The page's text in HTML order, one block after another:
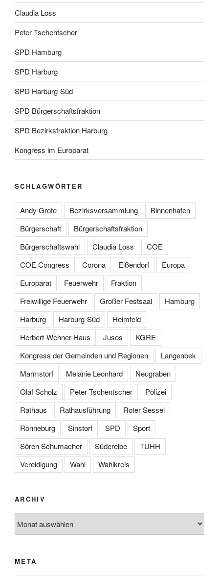
Claudia Loss
Peter Tschentscher
SPD Hamburg
SPD Harburg
SPD Harburg-Süd
SPD Bürgerschaftsfraktion
SPD Bezirksfraktion Harburg
Kongress im Europarat
SCHLAGWÖRTER
Andy Grote Bezirksversammlung
Binnenhafen
Bürgerschaft
Bürgerschaftsfraktion
Bürgerschaftswahl
Claudia Loss
COE
COE Congress
Corona Eißendorf
Europa
Europarat
Feuerwehr
Fraktion
Freiwillige Feuerwehr
Großer Festsaal
Hamburg
Harburg
Harburg-Süd
Heimfeld
Herbert-Wehner-Haus
Jusos
KGRE
Kongress der Gemeinden und Regionen
Langenbek
Marmstorf
Melanie Leonhard
Neugraben
Olaf Scholz
Peter Tschentscher
Polizei
Rathaus
Rathausführung
Roter Sessel
Rönneburg
Sinstorf SPD
Sport
Sören Schumacher
Süderelbe
TUHH
Vereidigung
Wahl Wahlkreis
ARCHIV
META